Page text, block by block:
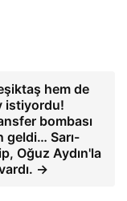
hem de
istiyordu!
bombası
geldi… Sarı-
Oğuz Aydın'la
→